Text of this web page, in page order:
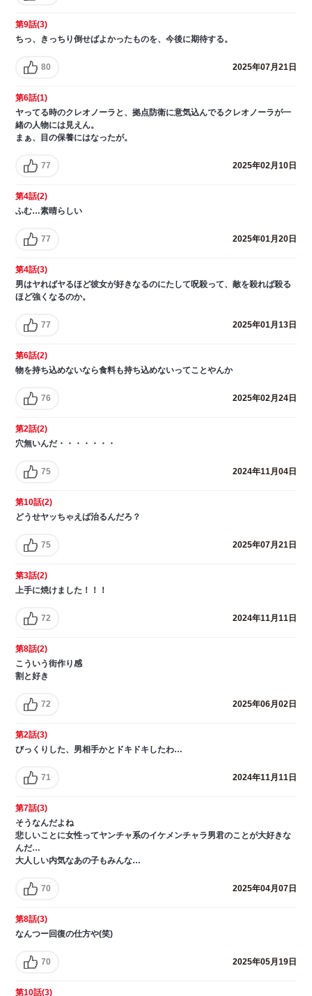
第9話(3)
ちっ、きっちり倒せばよかったものを、今後に期待する。
80 2025年07月21日
第6話(1)
ヤってる時のクレオノーラと、拠点防衛に意気込んでるクレオノーラが一
緒の人物には見えん。
まぁ、目の保養にはなったが。
77 2025年02月10日
第4話(2)
ふむ…素晴らしい
77 2025年01月20日
第4話(3)
男はヤればヤるほど彼女が好きなるのにたして呪殺って、敵を殺れば殺る
ほど強くなるのか。
77 2025年01月13日
第6話(2)
物を持ち込めないなら食料も持ち込めないってことやんか
76 2025年02月24日
第2話(2)
穴無いんだ・・・・・・・
75 2024年11月04日
第10話(2)
どうせヤッちゃえば治るんだろ？
75 2025年07月21日
第3話(2)
上手に焼けました！！！
72 2024年11月11日
第8話(2)
こういう街作り感
割と好き
72 2025年06月02日
第2話(3)
びっくりした、男相手かとドキドキしたわ…
71 2024年11月11日
第7話(3)
そうなんだよね
悲しいことに女性ってヤンチャ系のイケメンチャラ男君のことが大好きな
んだ…
大人しい内気なあの子もみんな…
70 2025年04月07日
第8話(3)
なんつー回復の仕方や(笑)
70 2025年05月19日
第10話(3)